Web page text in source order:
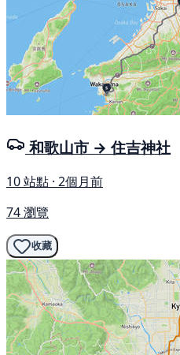
和歌山市 → 住吉神社
10 站點 · 2個月前
74 瀏覽
收藏